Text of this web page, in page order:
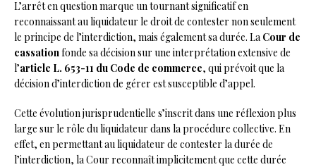
L’arrêt en question marque un tournant significatif en
reconnaissant au liquidateur le droit de contester non seulement
le principe de l’interdiction, mais également sa durée. La Cour de
cassationfonde sa décision sur une interprétation extensive de
l’article L. 653-11 du Code de commerce, qui prévoit que la
décision d’interdiction de gérer est susceptible d’appel.
Cette évolution jurisprudentielle s’inscrit dans une réflexion plus
large sur le rôle du liquidateur dans la procédure collective. En
effet, en permettant au liquidateur de contester la durée de
l’interdiction, la Cour reconnaît implicitement que cette durée